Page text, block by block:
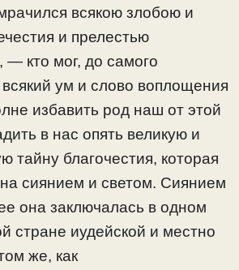
всякою злобою и
и прелестью
— кто мог, до самого
ум и слово воплощения
избавить род наш от этой
в нас опять великую и
тайну благочестия, которая
сиянием и светом. Сиянием
она заключалась в одном
стране иудейской и местно
же, как